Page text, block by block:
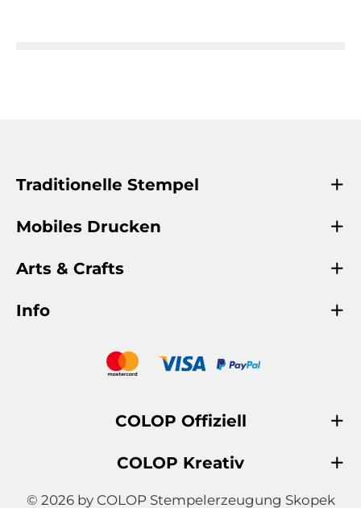
Traditionelle Stempel
Mobiles Drucken
Arts & Crafts
Info
COLOP Offiziell
COLOP Kreativ
© 2026 by COLOP Stempelerzeugung Skopek